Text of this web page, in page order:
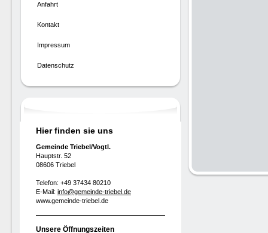
Anfahrt
Kontakt
Impressum
Datenschutz
Hier finden sie uns
Gemeinde Triebel/Vogtl.
Hauptstr. 52
08606 Triebel
Telefon: +49 37434 80210
E-Mail: info@gemeinde-triebel.de
www.gemeinde-triebel.de
Unsere Öffnungszeiten